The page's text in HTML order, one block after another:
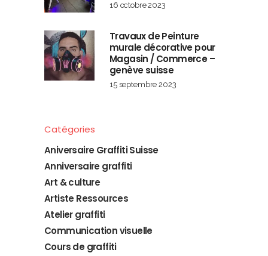
16 octobre 2023
Travaux de Peinture
murale décorative pour
Magasin / Commerce –
genève suisse
15 septembre 2023
Catégories
Aniversaire Graffiti Suisse
Anniversaire graffiti
Art & culture
Artiste Ressources
Atelier graffiti
Communication visuelle
Cours de graffiti